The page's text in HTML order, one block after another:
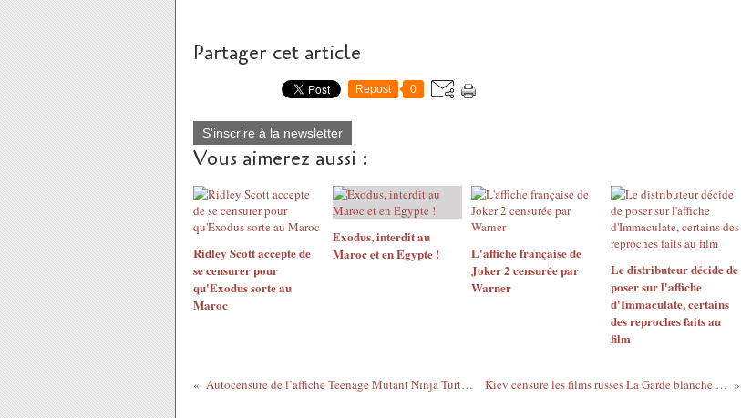
Partager cet article
Repost 0
S'inscrire à la newsletter
Vous aimerez aussi :
Ridley Scott accepte de
se censurer pour
qu'Exodus sorte au
Maroc
Exodus, interdit au
Maroc et en Egypte !
L'affiche française de
Joker 2 censurée par
Warner
Le distributeur décide de
poser sur l'affiche
d'Immaculate, certains
des reproches faits au
film
Autocensure de l’affiche Teenage Mutant Ninja Turtles en Australie Kiev censure les films russes La Garde blanche et Poddoubny